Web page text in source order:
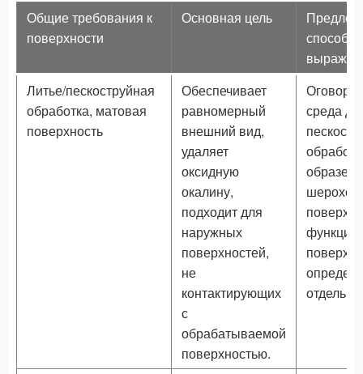
Общие требования к
поверхности
Основная цель
способ
Литье/пескоструйная
обработка, матовая
поверхность
Обеспечивает
равномерный
внешний вид,
удаляет
оксидную
окалину,
подходит для
наружных
поверхностей,
не
контактирующих
с
обрабатываемой
поверхностью.
среда
образец,
отдельно.